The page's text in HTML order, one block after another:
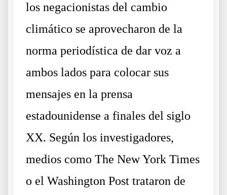
los negacionistas del cambio
climático se aprovecharon de la
norma periodística de dar voz a
ambos lados para colocar sus
mensajes en la prensa
estadounidense a finales del siglo
XX. Según los investigadores,
medios como The New York Times
o el Washington Post trataron de